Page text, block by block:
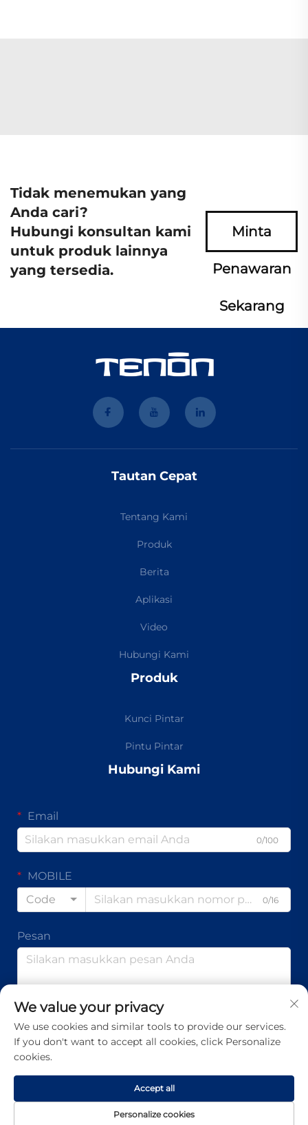
Tidak menemukan yang
Anda cari?
Hubungi konsultan kami
untuk produk lainnya
yang tersedia.
Minta
Penawaran
Sekarang
Tautan Cepat
Tentang Kami
Produk
Berita
Aplikasi
Video
Hubungi Kami
Produk
Kunci Pintar
Pintu Pintar
Hubungi Kami
Email
0/100
MOBILE
Code
0/16
Pesan
Kirim
Hak Cipta © Guangdong Ap Tenon Sci.& Tech. Co., Ltd. Hak-
hak Kekayaan Intelektual Dilindungi - Kebijakan Privasi
-
BLOG
We value your privacy
We use cookies and similar tools to provide our services.
If you don't want to accept all cookies, click Personalize
cookies.
Personalize cookies
Accept all